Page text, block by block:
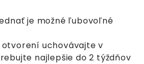
je možné ľubovoľné
otvorení uchovávajte v
najlepšie do 2 týždňov